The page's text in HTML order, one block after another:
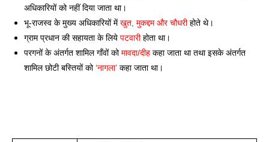
अधिकारियों को नहीं दिया जाता था।
भू-राजस्व के मुख्य अधिकारियों में खुत, मुकद्दम और चौधरी होते थे।
ग्राम प्रधान की सहायता के लिये पटवारी होता था।
परगनों के अंतर्गत शामिल गाँवों को मावदा/दीह कहा जाता था तथा इसके अंतर्गत
शामिल छोटी बस्तियों को ‘नागला’ कहा जाता था।